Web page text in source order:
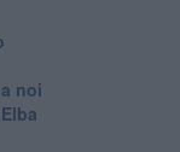
noi